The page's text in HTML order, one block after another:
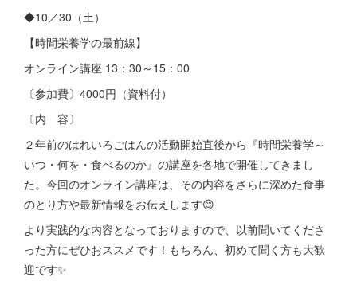
◆10／30（土）
【時間栄養学の最前線】
オンライン講座 13：30～15：00
〔参加費〕4000円（資料付）
〔内 容〕
２年前のはれいろごはんの活動開始直後から『時間栄養学～
いつ・何を・食べるのか』の講座を各地で開催してきまし
た。今回のオンライン講座は、その内容をさらに深めた食事
のとり方や最新情報をお伝えします😊
より実践的な内容となっておりますので、以前聞いてくださ
った方にぜひおススメです！もちろん、初めて聞く方も大歓
迎です✨